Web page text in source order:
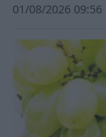
01/08/2026 09:56